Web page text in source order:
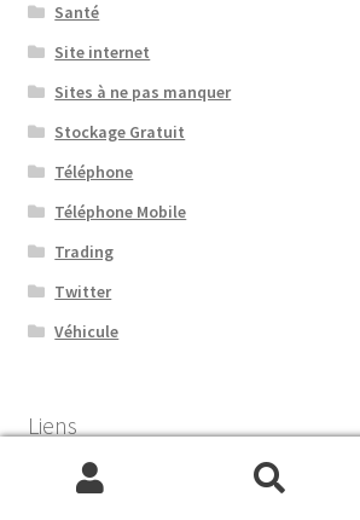
Santé
Site internet
Sites à ne pas manquer
Stockage Gratuit
Téléphone
Téléphone Mobile
Trading
Twitter
Véhicule
Liens
Recherche
Recherche